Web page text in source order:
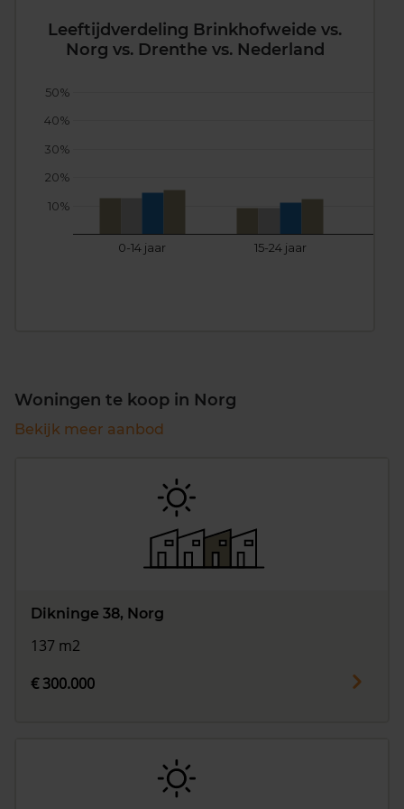
Leeftijdverdeling Brinkhofweide vs.
Norg vs. Drenthe vs. Nederland
0-14 jaar 15-24 jaar
10%
20%
30%
40%
50%
Woningen te koop in Norg
Bekijk meer aanbod
Dikninge 38, Norg
137 m2
€ 300.000